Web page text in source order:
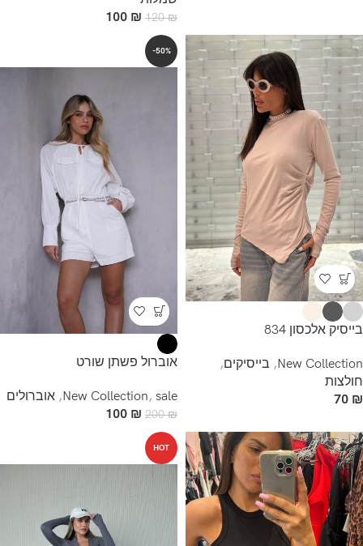
120₪
100 ₪
בייסיק אלכסון 834
New Collection
, בייסיקים,
חולצות
70 ₪
-50%
אוברול פשתן שורט
New Collection, sale
, אוברולים
200₪
100 ₪
HOT